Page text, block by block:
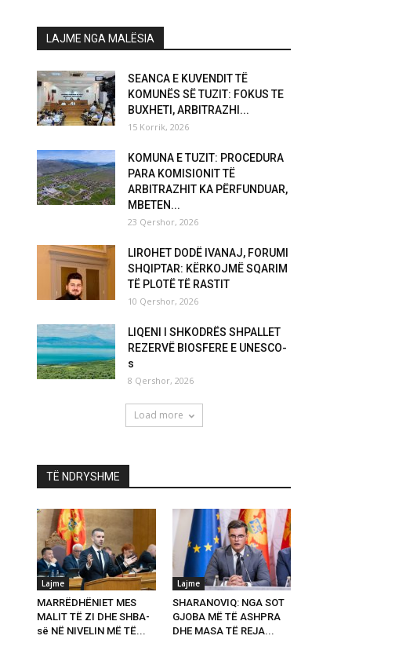
LAJME NGA MALËSIA
SEANCA E KUVENDIT TË
KOMUNËS SË TUZIT: FOKUS TE
BUXHETI, ARBITRAZHI...
15 Korrik, 2026
KOMUNA E TUZIT: PROCEDURA
PARA KOMISIONIT TË
ARBITRAZHIT KA PËRFUNDUAR,
MBETEN...
23 Qershor, 2026
LIROHET DODË IVANAJ, FORUMI
SHQIPTAR: KËRKOJMË SQARIM
TË PLOTË TË RASTIT
10 Qershor, 2026
LIQENI I SHKODRËS SHPALLET
REZERVË BIOSFERE E UNESCO-
s
8 Qershor, 2026
Load more
TË NDRYSHME
Lajme
MARRËDHËNIET MES
MALIT TË ZI DHE SHBA-
së NË NIVELIN MË TË...
Lajme
SHARANOVIQ: NGA SOT
GJOBA MË TË ASHPRA
DHE MASA TË REJA...